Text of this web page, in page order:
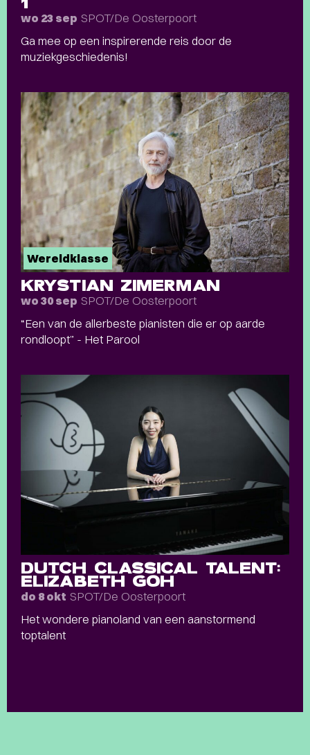
wo 23 sep SPOT/De Oosterpoort
Ga mee op een inspirerende reis door de
muziekgeschiedenis!
Wereldklasse
KRYSTIAN ZIMERMAN
wo 30 sep SPOT/De Oosterpoort
“Een van de allerbeste pianisten die er op aarde
rondloopt” - Het Parool
DUTCH CLASSICAL TALENT:
ELIZABETH GOH
do 8 okt SPOT/De Oosterpoort
Het wondere pianoland van een aanstormend
toptalent